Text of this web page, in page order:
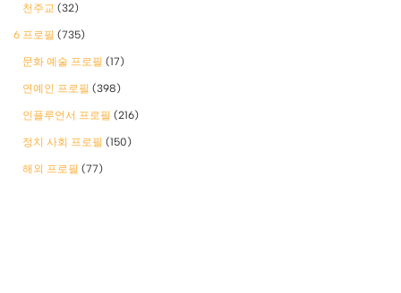
천주교 (32)
6 프로필 (735)
문화 예술 프로필 (17)
연예인 프로필 (398)
인플루언서 프로필 (216)
정치 사회 프로필 (150)
해외 프로필 (77)